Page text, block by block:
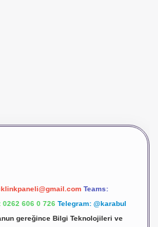
Teams:
0262 606 0 726 Telegram: @karabul
gereğince Bilgi Teknolojileri ve